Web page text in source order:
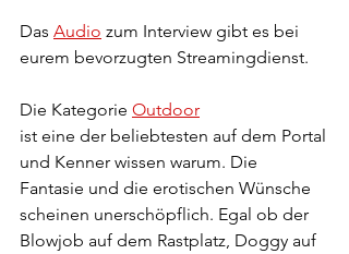
Das Audio zum Interview gibt es bei
eurem bevorzugten Streamingdienst.
Die Kategorie Outdoor
ist eine der beliebtesten auf dem Portal
und Kenner wissen warum. Die
Fantasie und die erotischen Wünsche
scheinen unerschöpflich. Egal ob der
Blowjob auf dem Rastplatz, Doggy auf